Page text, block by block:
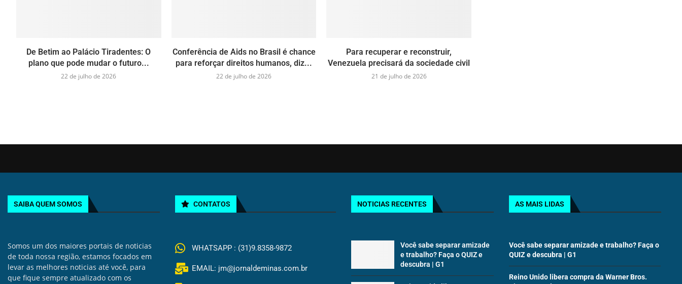
De Betim ao Palácio Tiradentes: O
plano que pode mudar o futuro...
22 de julho de 2026
Conferência de Aids no Brasil é chance
para reforçar direitos humanos, diz...
22 de julho de 2026
Para recuperar e reconstruir,
Venezuela precisará da sociedade civil
21 de julho de 2026
SAIBA QUEM SOMOS
Somos um dos maiores portais de noticias
de toda nossa região, estamos focados em
levar as melhores noticias até você, para
que fique sempre atualizado com os
CONTATOS
WHATSAPP : (31)9.8358-9872
EMAIL: jm@jornaldeminas.com.br
NOTICIAS RECENTES
Você sabe separar amizade
e trabalho? Faça o QUIZ e
descubra | G1
AS MAIS LIDAS
Você sabe separar amizade e trabalho? Faça o
QUIZ e descubra | G1
Reino Unido libera compra da Warner Bros.